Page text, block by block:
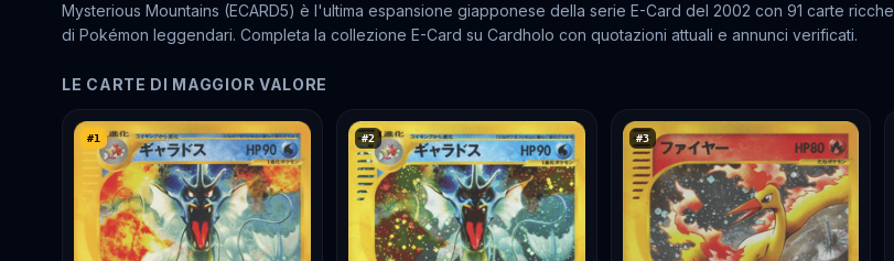
Mysterious Mountains (ECARD5) è l'ultima espansione giapponese della serie E-Card del 2002 con 91 carte ricche
di Pokémon leggendari. Completa la collezione E-Card su Cardholo con quotazioni attuali e annunci verificati.
LE CARTE DI MAGGIOR VALORE
#1 #2 #3